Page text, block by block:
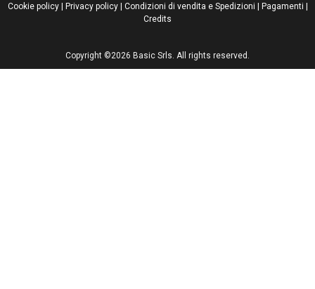
Cookie policy| Privacy policy| Condizioni di vendita e Spedizioni | Pagamenti |
Credits
Copyright ©2026 Basic Srls. All rights reserved.